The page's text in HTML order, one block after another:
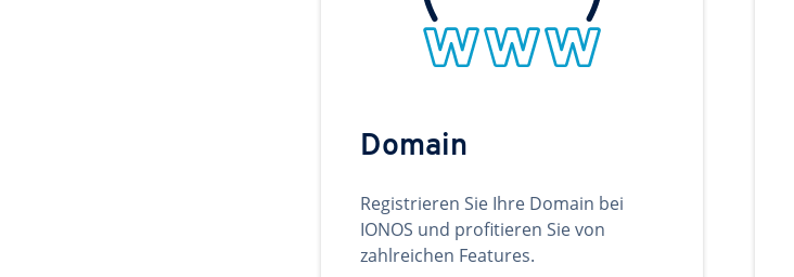
Domain
Registrieren Sie Ihre Domain bei
IONOS und profitieren Sie von
zahlreichen Features.